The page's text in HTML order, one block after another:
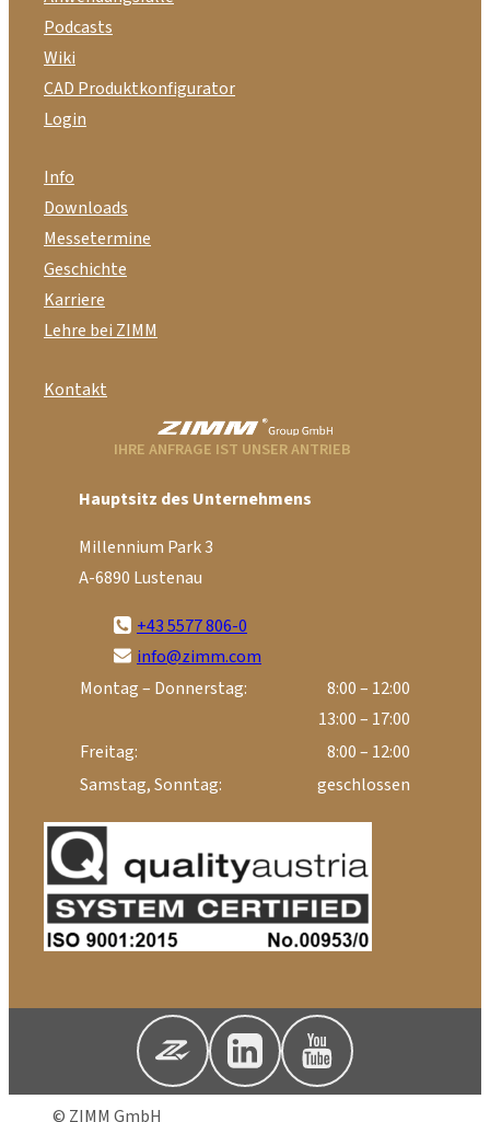
Podcasts
Wiki
CAD Produktkonfigurator
Login
Info
Downloads
Messetermine
Geschichte
Karriere
Lehre bei ZIMM
Kontakt
IHRE ANFRAGE IST UNSER ANTRIEB
Hauptsitz des Unternehmens
Millennium Park 3
A-6890 Lustenau
+43 5577 806-0
info@zimm.com
Montag – Donnerstag:
8:00 – 12:00
13:00 – 17:00
Freitag:
8:00 – 12:00
Samstag, Sonntag:
geschlossen
© ZIMM GmbH